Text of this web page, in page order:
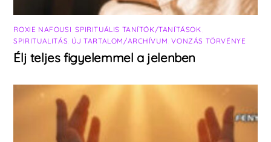
ROXIE NAFOUSI ,SPIRITUÁLIS TANÍTÓK/TANÍTÁSOK
SPIRITUALITÁS ÚJ TARTALOM/ARCHÍVUM ,VONZÁS TÖRVÉNYE
Élj teljes figyelemmel a jelenben